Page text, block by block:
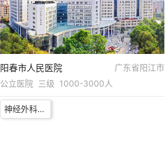
阳春市人民医院
广东省阳江市
公立医院 三级 1000-3000人
神经外科医师